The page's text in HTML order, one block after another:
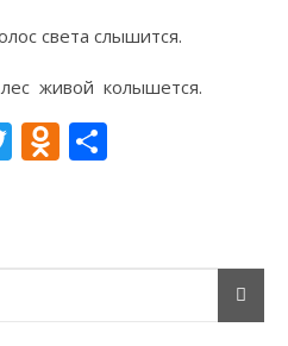
света слышится.
живой колышется.
Twitter